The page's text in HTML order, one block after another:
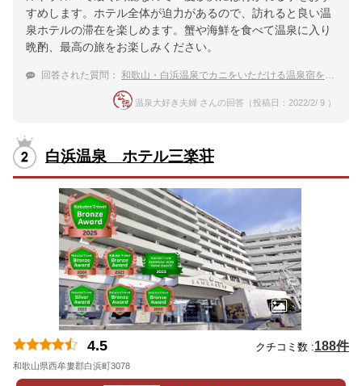
すめします。ホテル全体が迫力があるので、訪れると良い温
泉ホテルの滞在を楽しめます。蟹や海鮮を食べて温泉に入り
晩酌、最高の旅をお楽しみください。
回答された質問： 和歌山・白浜温泉でカニをいただける温泉宿を教えてください。
温泉大好き夫婦 さんの回答（投稿日：2022/2/ 9 ）
白浜温泉 ホテル三楽荘
4.5 クチコミ数 :188件
和歌山県西牟婁郡白浜町3078